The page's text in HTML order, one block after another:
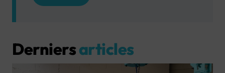
Derniersarticles